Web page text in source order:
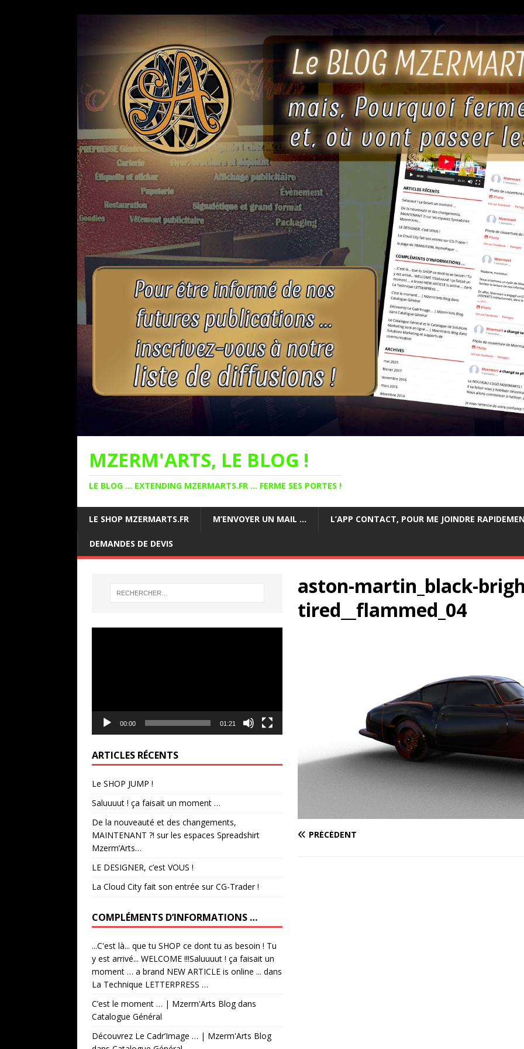
MZERM'ARTS, LE BLOG !
LE BLOG ... EXTENDING MZERMARTS.FR ... FERME SES PORTES !
LE SHOP MZERMARTS.FR M’ENVOYER UN MAIL … L’APP CONTACT, POUR ME JOINDRE
DEMANDES DE DEVIS
aston-martin_black-
tired__flammed_04
PRÉCÉDENT
00:00 01:21
ARTICLES RÉCENTS
Le SHOP JUMP !
Saluuuut ! ça faisait un moment …
De la nouveauté et des changements,
MAINTENANT ?! sur les espaces Spreadshirt
Mzerm’Arts…
LE DESIGNER, c’est VOUS !
La Cloud City fait son entrée sur CG-Trader !
COMPLÉMENTS D’INFORMATIONS …
...C'est là... que tu SHOP ce dont tu as besoin ! Tu
y est arrivé... WELCOME !!!Saluuuut ! ça faisait un
moment … a brand NEW ARTICLE is online ... dans
La Technique LETTERPRESS …
C’est le moment … | Mzerm'Arts Blogdans
Catalogue Général
Découvrez Le Cadr’Image … | Mzerm'Arts Blog